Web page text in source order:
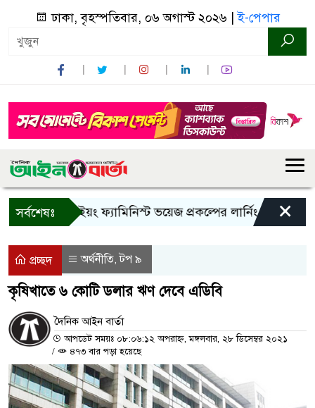
ঢাকা, বৃহস্পতিবার, ০৬ অগাস্ট ২০২৬ |ই-পেপার
সর্বশেষঃ
বান্দরবানে ইয়ং ফ্যামিনিস্ট ভয়েজ প্রকল্পের লার্নিং শেয়ারিং
×
প্রচ্ছদ অর্থনীতি,টপ ৯
কৃষিখাতে ৬ কোটি ডলার ঋণ দেবে এডিবি
দৈনিক আইন বার্তা
আপডেট সময়ঃ ০৮:০৬:১২ অপরাহ্ন, মঙ্গলবার, ২৮ ডিসেম্বর ২০২১
/
৪৭৩ বার পড়া হয়েছে